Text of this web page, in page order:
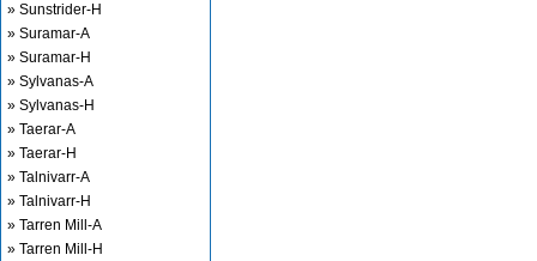
» Sunstrider-H
» Suramar-A
» Suramar-H
» Sylvanas-A
» Sylvanas-H
» Taerar-A
» Taerar-H
» Talnivarr-A
» Talnivarr-H
» Tarren Mill-A
» Tarren Mill-H